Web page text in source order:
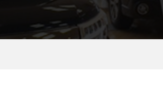
阪神方面
6ヶ月ごとの セーフティ チェ
車検 3ヶ月前 無料診断